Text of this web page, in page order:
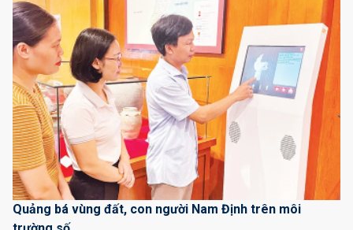
Quảng bá vùng đất, con người Nam Định trên môi